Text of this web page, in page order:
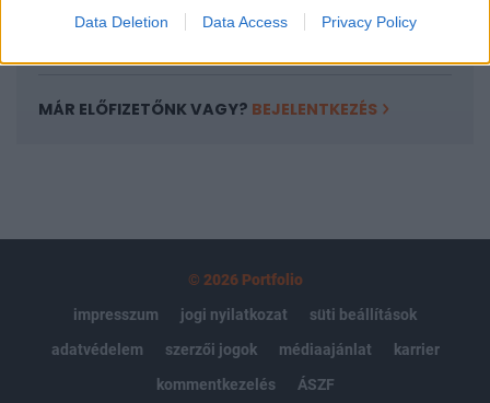
Data Deletion Data Access Privacy Policy
Előfizetés
MÁR ELŐFIZETŐNK VAGY? BEJELENTKEZÉS
© 2026 Portfolio
impresszum
jogi nyilatkozat
süti beállítások
adatvédelem
szerzői jogok médiaajánlat
karrier
kommentkezelés
ÁSZF